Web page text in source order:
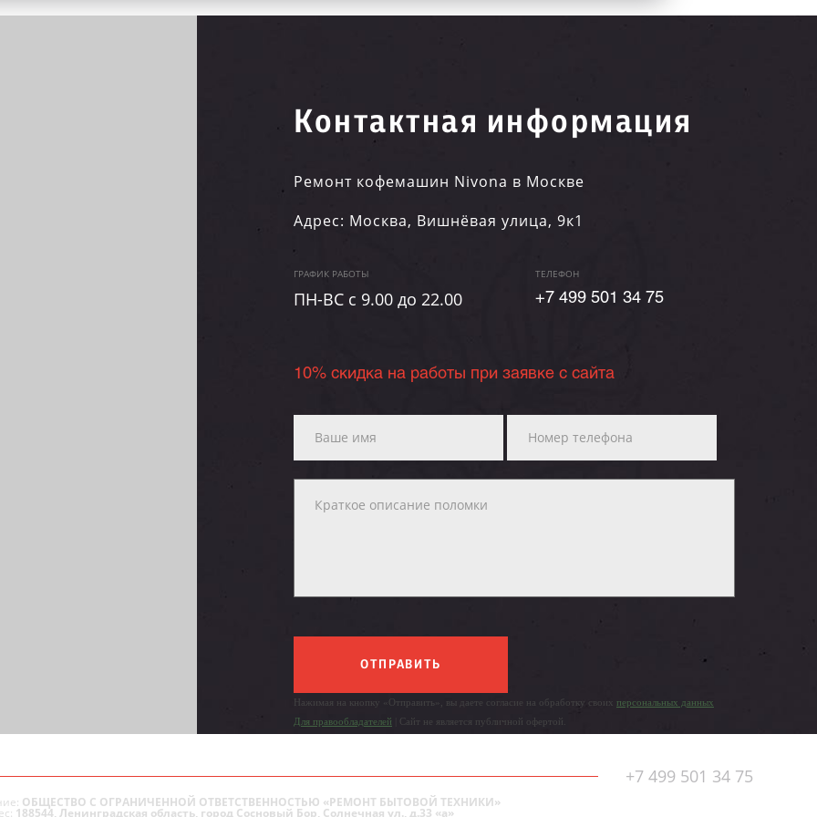
Контактная информация
Ремонт кофемашин Nivona в Москве
Адрес: Москва, Вишнёвая улица, 9к1
ГРАФИК РАБОТЫ
ПН-ВC c 9.00 до 22.00
ТЕЛЕФОН
+7 499 501 34 75
10% скидка на работы при заявке с сайта
ОТПРАВИТЬ
Нажимая на кнопку «Отправить», вы даете согласие на обработку своих персональных данных
Для правообладателей | Сайт не является публичной офертой.
+7 499 501 34 75
ОБЩЕСТВО С ОГРАНИЧЕННОЙ ОТВЕТСТВЕННОСТЬЮ «РЕМОНТ БЫТОВОЙ ТЕХНИКИ»
188544, Ленинградская область, город Сосновый Бор, Солнечная ул., д.33 «а»